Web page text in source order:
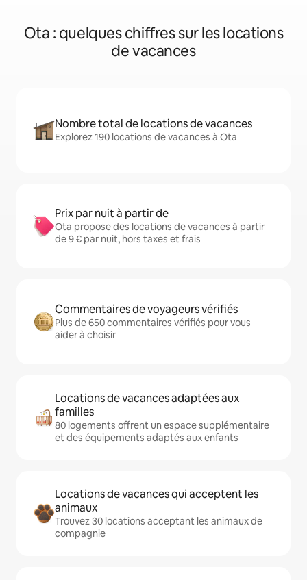
Ota : quelques chiffres sur les locations
de vacances
Nombre total de locations de vacances
Explorez 190 locations de vacances à Ota
Prix par nuit à partir de
Ota propose des locations de vacances à partir
de 9 € par nuit, hors taxes et frais
Commentaires de voyageurs vérifiés
Plus de 650 commentaires vérifiés pour vous
aider à choisir
Locations de vacances adaptées aux
familles
80 logements offrent un espace supplémentaire
et des équipements adaptés aux enfants
Locations de vacances qui acceptent les
animaux
Trouvez 30 locations acceptant les animaux de
compagnie